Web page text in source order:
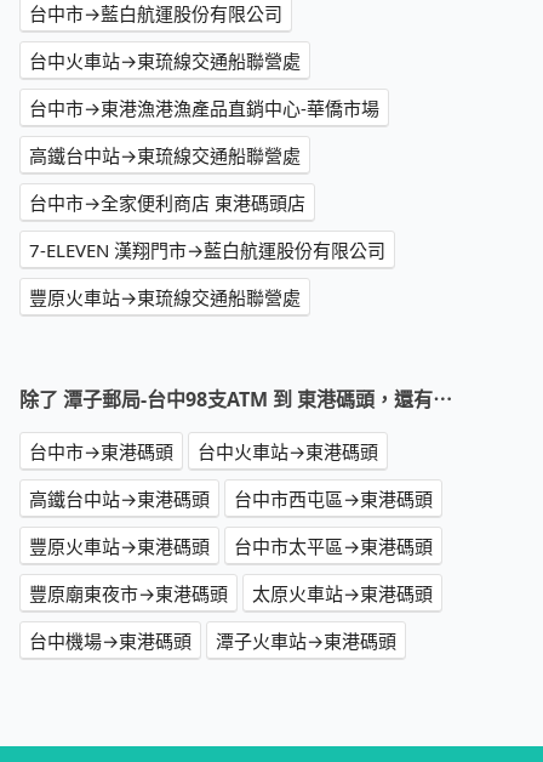
台中市→藍白航運股份有限公司
台中火車站→東琉線交通船聯營處
台中市→東港漁港漁產品直銷中心-華僑市場
高鐵台中站→東琉線交通船聯營處
台中市→全家便利商店 東港碼頭店
7-ELEVEN 漢翔門市→藍白航運股份有限公司
豐原火車站→東琉線交通船聯營處
除了 潭子郵局-台中98支ATM 到 東港碼頭，還有⋯
台中市→東港碼頭
台中火車站→東港碼頭
高鐵台中站→東港碼頭
台中市西屯區→東港碼頭
豐原火車站→東港碼頭
台中市太平區→東港碼頭
豐原廟東夜市→東港碼頭
太原火車站→東港碼頭
台中機場→東港碼頭
潭子火車站→東港碼頭